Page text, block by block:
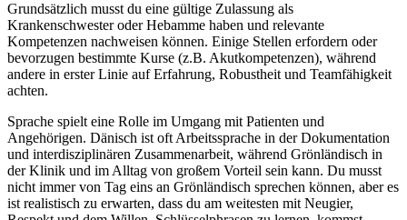
Grundsätzlich musst du eine gültige Zulassung als
Krankenschwester oder Hebamme haben und relevante
Kompetenzen nachweisen können. Einige Stellen erfordern oder
bevorzugen bestimmte Kurse (z.B. Akutkompetenzen), während
andere in erster Linie auf Erfahrung, Robustheit und Teamfähigkeit
achten.
Sprache spielt eine Rolle im Umgang mit Patienten und
Angehörigen. Dänisch ist oft Arbeitssprache in der Dokumentation
und interdisziplinären Zusammenarbeit, während Grönländisch in
der Klinik und im Alltag von großem Vorteil sein kann. Du musst
nicht immer von Tag eins an Grönländisch sprechen können, aber es
ist realistisch zu erwarten, dass du am weitesten mit Neugier,